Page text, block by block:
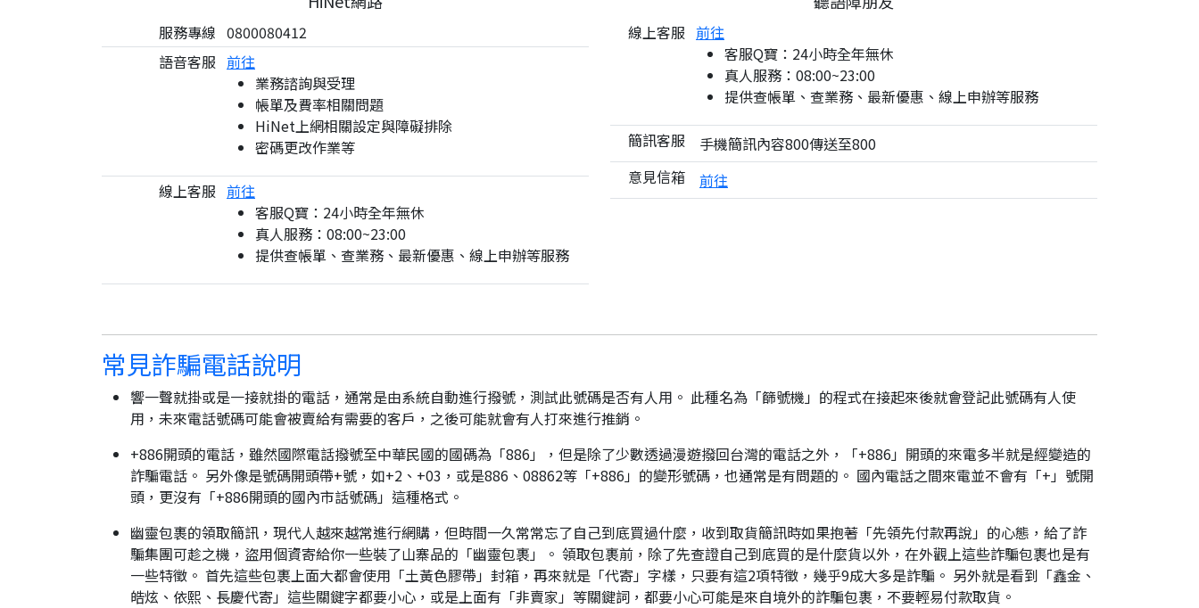
服務專線 0800080412
語音客服 前往
業務諮詢與受理
帳單及費率相關問題
HiNet上網相關設定與障礙排除
密碼更改作業等
線上客服 前往
客服Q寶：24小時全年無休
真人服務：08:00~23:00
提供查帳單、查業務、最新優惠、線上申辦等服務
線上客服 前往
客服Q寶：24小時全年無休
真人服務：08:00~23:00
提供查帳單、查業務、最新優惠、線上申辦等服務
簡訊客服
手機簡訊內容800傳送至800
意見信箱
前往
常見詐騙電話說明
響一聲就掛或是一接就掛的電話，通常是由系統自動進行撥號，測試此號碼是否有人用。 此種名為「篩號機」的程式在接起來後就會登記此號碼有人使
用，未來電話號碼可能會被賣給有需要的客戶，之後可能就會有人打來進行推銷。
+886開頭的電話，雖然國際電話撥號至中華民國的國碼為「886」，但是除了少數透過漫遊撥回台灣的電話之外，「+886」開頭的來電多半就是經變造的
詐騙電話。 另外像是號碼開頭帶+號，如+2、+03，或是886、08862等「+886」的變形號碼，也通常是有問題的。 國內電話之間來電並不會有「+」號開
頭，更沒有「+886開頭的國內市話號碼」這種格式。
幽靈包裹的領取簡訊，現代人越來越常進行網購，但時間一久常常忘了自己到底買過什麼，收到取貨簡訊時如果抱著「先領先付款再說」的心態，給了詐
騙集團可趁之機，盜用個資寄給你一些裝了山寨品的「幽靈包裹」。 領取包裹前，除了先查證自己到底買的是什麼貨以外，在外觀上這些詐騙包裹也是有
一些特徵。 首先這些包裹上面大都會使用「土黃色膠帶」封箱，再來就是「代寄」字樣，只要有這2項特徵，幾乎9成大多是詐騙。 另外就是看到「鑫金、
皓炫、依熙、長慶代寄」這些關鍵字都要小心，或是上面有「非賣家」等關鍵詞，都要小心可能是來自境外的詐騙包裹，不要輕易付款取貨。